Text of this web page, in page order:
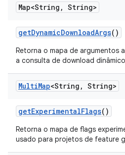
Map<String , String>
getDynamicDownloadArgs()
Retorna o mapa de argumentos
a consulta de download
MultiMap<String , String>
getExperimentalFlags()
Retorna o mapa de flags
usado para projetos de feature